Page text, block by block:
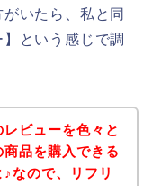
いたら、私と同
という感じで調
ビューを色々と
品を購入できる
なので、リフリ